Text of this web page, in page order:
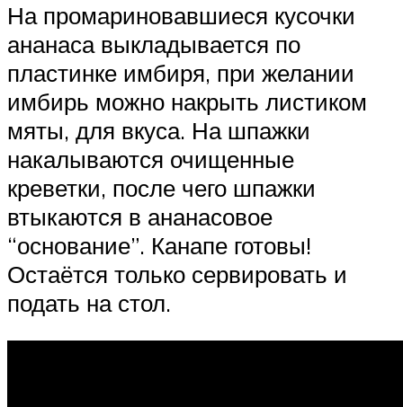
На промариновавшиеся кусочки
ананаса выкладывается по
пластинке имбиря, при желании
имбирь можно накрыть листиком
мяты, для вкуса. На шпажки
накалываются очищенные
креветки, после чего шпажки
втыкаются в ананасовое
“основание”. Канапе готовы!
Остаётся только сервировать и
подать на стол.